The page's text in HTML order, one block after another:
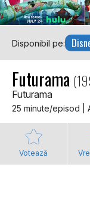
Disponibil pe:
Futurama
Futurama
25 minute/episod |
Votează